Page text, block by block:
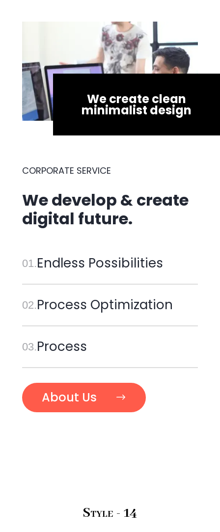
We create clean
minimalist design
CORPORATE SERVICE
We develop & create
digital future.
01.Endless Possibilities
02.Process Optimization
03.Process
About Us
Style - 14